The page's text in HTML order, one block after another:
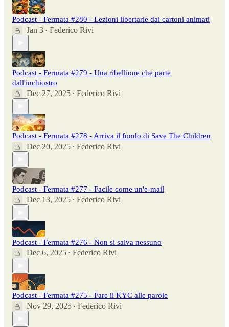
Podcast - Fermata #280 - Lezioni libertarie dai cartoni animati
Jan 3 • Federico Rivi
Podcast - Fermata #279 - Una ribellione che parte
dall'inchiostro
Dec 27, 2025 • Federico Rivi
Podcast - Fermata #278 - Arriva il fondo di Save The Children
Dec 20, 2025 • Federico Rivi
Podcast - Fermata #277 - Facile come un'e-mail
Dec 13, 2025 • Federico Rivi
Podcast - Fermata #276 - Non si salva nessuno
Dec 6, 2025 • Federico Rivi
Podcast - Fermata #275 - Fare il KYC alle parole
Nov 29, 2025 • Federico Rivi